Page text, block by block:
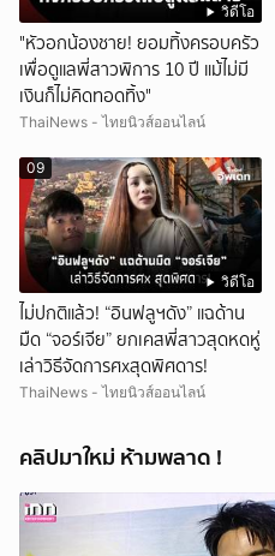
วิดีโอ
"หัวอกน้องชาย! ยอมทิ้งครอบครัว
เพื่อดูแลพี่สาวพิการ 10 ปี แม้ไม่มี
เงินก็ไม่คิดทอดทิ้ง"
ThaiNews - ไทยนิวส์ออนไลน์
วิดีโอ
09
ไม่ปกติแล้ว! “อินฟลูฯดัง” แฉด้าน
มืด “จอร์เจีย” ยกเคสพี่สาวสุดหดหู่
เล่าวิธีจัดการศxสุดพิศดาร!
ThaiNews - ไทยนิวส์ออนไลน์
คลิปมาใหม่ ห้ามพลาด !